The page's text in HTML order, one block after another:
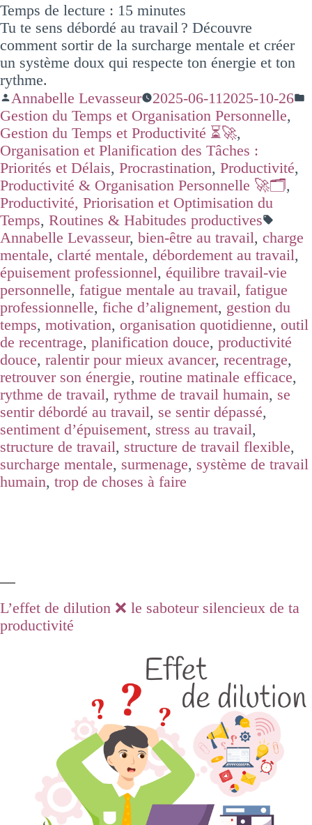
Temps de lecture : 15 minutes
Tu te sens débordé au travail ? Découvre
comment sortir de la surcharge mentale et créer
un système doux qui respecte ton énergie et ton
rythme.
Annabelle Levasseur
2025-06-11 2025-10-26
Gestion du Temps et Organisation Personnelle,
Gestion du Temps et Productivité ⏳🚀,
Organisation et Planification des Tâches :
Priorités et Délais, Procrastination, Productivité,
Productivité & Organisation Personnelle 🚀🗂️,
Productivité, Priorisation et Optimisation du
Temps, Routines & Habitudes productives
Annabelle Levasseur, bien-être au travail, charge
mentale, clarté mentale, débordement au travail,
épuisement professionnel, équilibre travail-vie
personnelle, fatigue mentale au travail, fatigue
professionnelle, fiche d’alignement, gestion du
temps, motivation, organisation quotidienne, outil
de recentrage, planification douce, productivité
douce, ralentir pour mieux avancer, recentrage,
retrouver son énergie, routine matinale efficace,
rythme de travail, rythme de travail humain, se
sentir débordé au travail, se sentir dépassé,
sentiment d’épuisement, stress au travail,
structure de travail, structure de travail flexible,
surcharge mentale, surmenage, système de travail
humain, trop de choses à faire
L’effet de dilution ❌ le saboteur silencieux de ta
productivité